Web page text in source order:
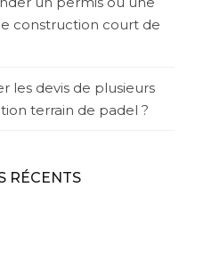
construction court de
les devis de plusieurs
terrain de padel ?
RÉCENTS